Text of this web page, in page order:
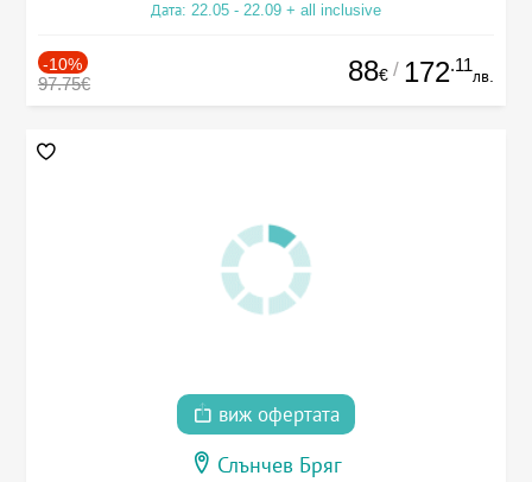
Дата: 22.05 - 22.09 + all inclusive
-10%
97.75€ 88€ / 172.11
лв.
виж офертата
Слънчев Бряг